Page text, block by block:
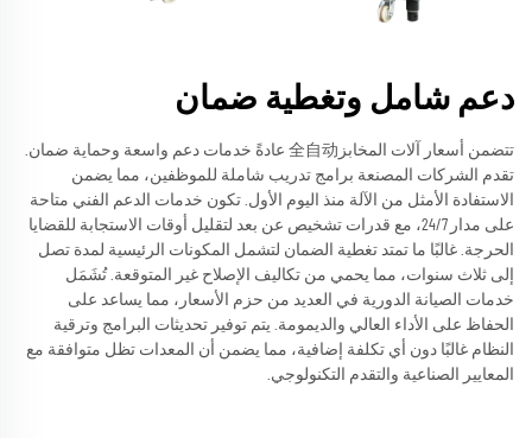
دعم شامل وتغطية ضمان
تتضمن أسعار آلات المخابز全自动 عادةً خدمات دعم واسعة وحماية ضمان.
تقدم الشركات المصنعة برامج تدريب شاملة للموظفين، مما يضمن
الاستفادة الأمثل من الآلة منذ اليوم الأول. تكون خدمات الدعم الفني متاحة
على مدار 24/7، مع قدرات تشخيص عن بعد لتقليل أوقات الاستجابة للقضايا
الحرجة. غالبًا ما تمتد تغطية الضمان لتشمل المكونات الرئيسية لمدة تصل
إلى ثلاث سنوات، مما يحمي من تكاليف الإصلاح غير المتوقعة. تُشَمَل
خدمات الصيانة الدورية في العديد من حزم الأسعار، مما يساعد على
الحفاظ على الأداء العالي والديمومة. يتم توفير تحديثات البرامج وترقية
النظام غالبًا دون أي تكلفة إضافية، مما يضمن أن المعدات تظل متوافقة مع
المعايير الصناعية والتقدم التكنولوجي.